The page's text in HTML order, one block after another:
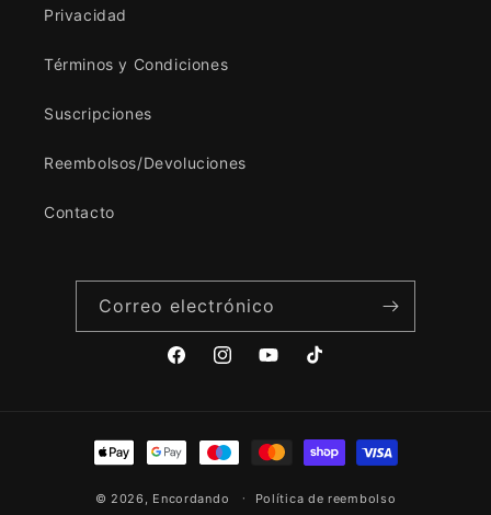
Privacidad
Términos y Condiciones
Suscripciones
Reembolsos/Devoluciones
Contacto
Correo electrónico
FacebookInstagramYouTubeTikTok
Formas
de
pago
© 2026, Encordando Política de reembolso